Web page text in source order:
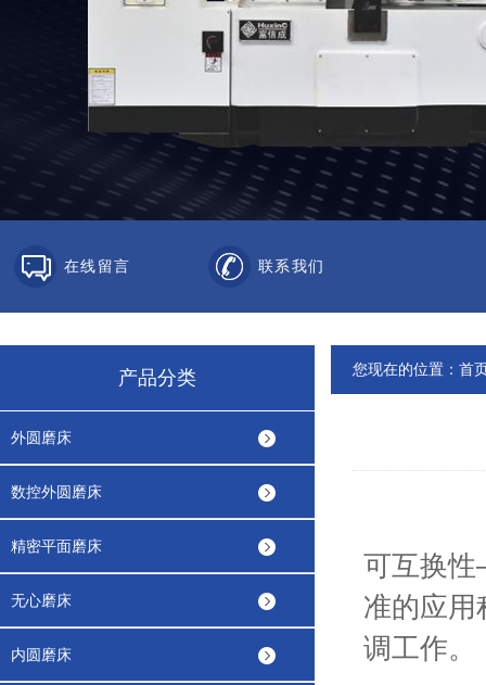
在线留言 联系我们
产品分类
外圆磨床
数控外圆磨床
精密平面磨床
无心磨床
内圆磨床
您现在的位置： 首
可互换
准的应用
调工作。